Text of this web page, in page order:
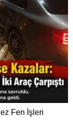
Fen İşleri